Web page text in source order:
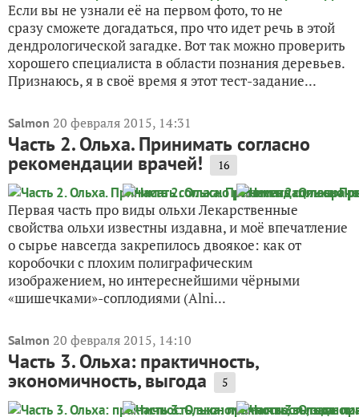
Если вы не узнали её на первом фото, то не
сразу сможете догадаться, про что идет речь в этой
дендрологической загадке. Вот так можно проверить
хорошего специалиста в области познания деревьев.
Признаюсь, я в своё время я этот тест-задание...
Salmon 20 февраля 2015, 14:31
Часть 2. Ольха. Принимать согласно
рекомендации врачей! 16
Первая часть про виды ольхи Лекарственные
свойства ольхи известны издавна, и моё впечатление
о сырье навсегда закрепилось двоякое: как от
коробочки с плохим полиграфическим
изображением, но интереснейшими чёрными
«шишечками»-соплодиями (Alni...
Salmon 20 февраля 2015, 14:10
Часть 3. Ольха: практичность,
экономичность, выгода 5